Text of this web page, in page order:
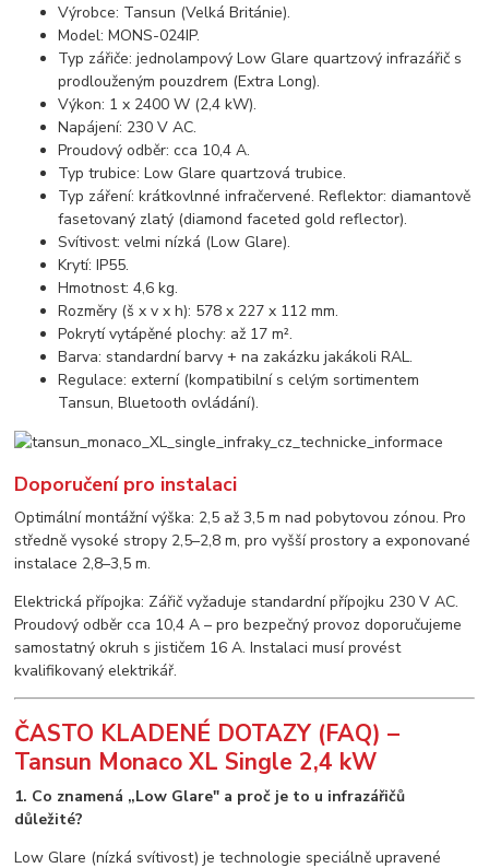
Výrobce: Tansun (Velká Británie).
Model: MONS-024IP.
Typ zářiče: jednolampový Low Glare quartzový infrazářič s
prodlouženým pouzdrem (Extra Long).
Výkon: 1 x 2400 W (2,4 kW).
Napájení: 230 V AC.
Proudový odběr: cca 10,4 A.
Typ trubice: Low Glare quartzová trubice.
Typ záření: krátkovlnné infračervené. Reflektor: diamantově
fasetovaný zlatý (diamond faceted gold reflector).
Svítivost: velmi nízká (Low Glare).
Krytí: IP55.
Hmotnost: 4,6 kg.
Rozměry (š x v x h): 578 x 227 x 112 mm.
Pokrytí vytápěné plochy: až 17 m².
Barva: standardní barvy + na zakázku jakákoli RAL.
Regulace: externí (kompatibilní s celým sortimentem
Tansun, Bluetooth ovládání).
Doporučení pro instalaci
Optimální montážní výška: 2,5 až 3,5 m nad pobytovou zónou. Pro
středně vysoké stropy 2,5–2,8 m, pro vyšší prostory a exponované
instalace 2,8–3,5 m.
Elektrická přípojka: Zářič vyžaduje standardní přípojku 230 V AC.
Proudový odběr cca 10,4 A – pro bezpečný provoz doporučujeme
samostatný okruh s jističem 16 A. Instalaci musí provést
kvalifikovaný elektrikář.
ČASTO KLADENÉ DOTAZY (FAQ) –
Tansun Monaco XL Single 2,4 kW
1. Co znamená „Low Glare" a proč je to u infrazářičů
důležité?
Low Glare (nízká svítivost) je technologie speciálně upravené